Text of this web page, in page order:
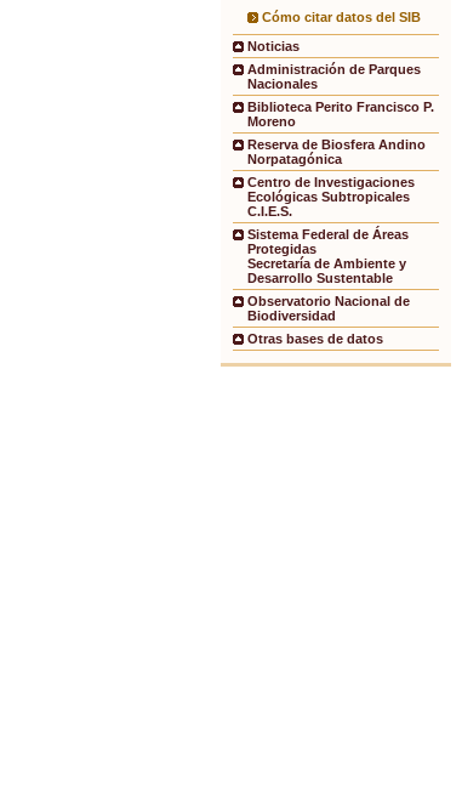
Cómo citar datos del SIB
Noticias
Administración de Parques
Nacionales
Biblioteca Perito Francisco P.
Moreno
Reserva de Biosfera Andino
Norpatagónica
Centro de Investigaciones
Ecológicas Subtropicales
C.I.E.S.
Sistema Federal de Áreas
Protegidas
Secretaría de Ambiente y
Desarrollo Sustentable
Observatorio Nacional de
Biodiversidad
Otras bases de datos